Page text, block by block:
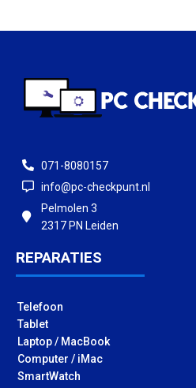
071-8080157
info@pc-checkpunt.nl
Pelmolen 3
2317 PN Leiden
REPARATIES
Telefoon
Tablet
Laptop / MacBook
Computer / iMac
SmartWatch